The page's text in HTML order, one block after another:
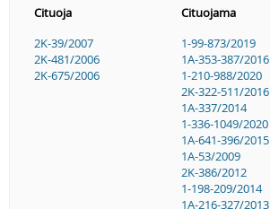
Cituoja
Cituojama
2K-39/2007
2K-481/2006
2K-675/2006
1-99-873/2019
1A-353-387/2016
1-210-988/2020
2K-322-511/2016
1A-337/2014
1-336-1049/2020
1A-641-396/2015
1A-53/2009
2K-386/2012
1-198-209/2014
1A-216-327/2013